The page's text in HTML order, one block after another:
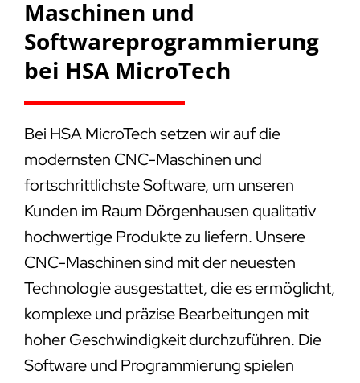
Maschinen und
Softwareprogrammierung
bei HSA MicroTech
Bei HSA MicroTech setzen wir auf die
modernsten CNC-Maschinen und
fortschrittlichste Software, um unseren
Kunden im Raum Dörgenhausen qualitativ
hochwertige Produkte zu liefern. Unsere
CNC-Maschinen sind mit der neuesten
Technologie ausgestattet, die es ermöglicht,
komplexe und präzise Bearbeitungen mit
hoher Geschwindigkeit durchzuführen. Die
Software und Programmierung spielen